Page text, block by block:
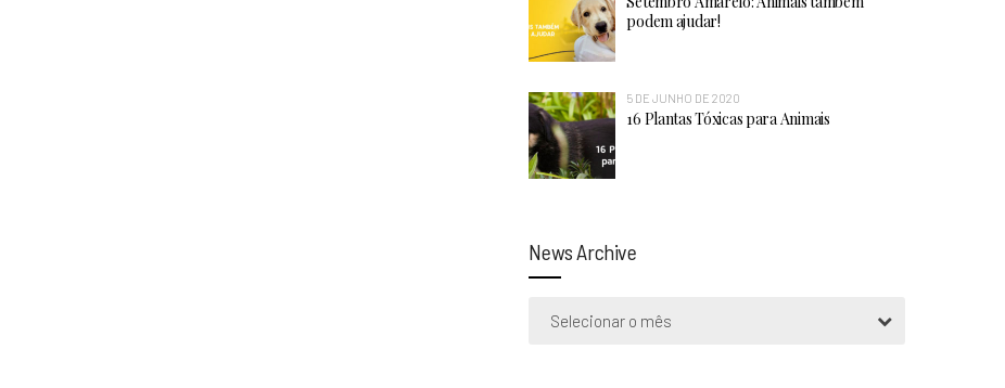
podem ajudar!
5 DE JUNHO DE 2020
16 Plantas Tóxicas para Animais
News Archive
Selecionar o mês